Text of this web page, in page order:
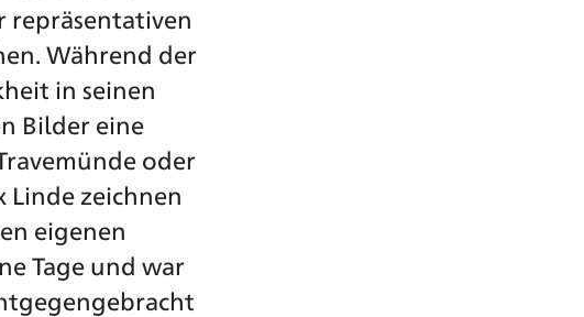
repräsentativen
Während der
in seinen
Bilder eine
oder
Linde zeichnen
eigenen
Tage und war